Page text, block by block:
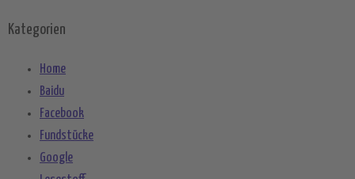
Kategorien
Home
Baidu
Facebook
Fundstücke
Google